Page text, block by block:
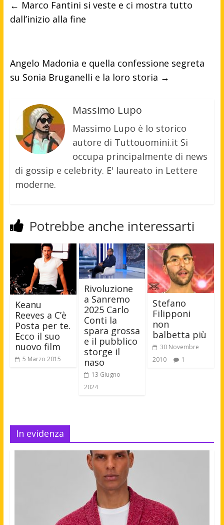
← Marco Fantini si veste e ci mostra tutto
dall’inizio alla fine
Angelo Madonia e quella confessione segreta
su Sonia Bruganelli e la loro storia →
Massimo Lupo
Massimo Lupo è lo storico
autore di Tuttouomini.it Si
occupa principalmente di news
di gossip e celebrity. E' laureato in Lettere
moderne.
Potrebbe anche interessarti
Keanu
Reeves a C’è
Posta per te.
Ecco il suo
nuovo film
5 Marzo 2015
Rivoluzione
a Sanremo
2025 Carlo
Conti la
spara grossa
e il pubblico
storge il
naso
13 Giugno
2024
Stefano
Filipponi
non
balbetta più
30 Novembre
2010
1
In evidenza